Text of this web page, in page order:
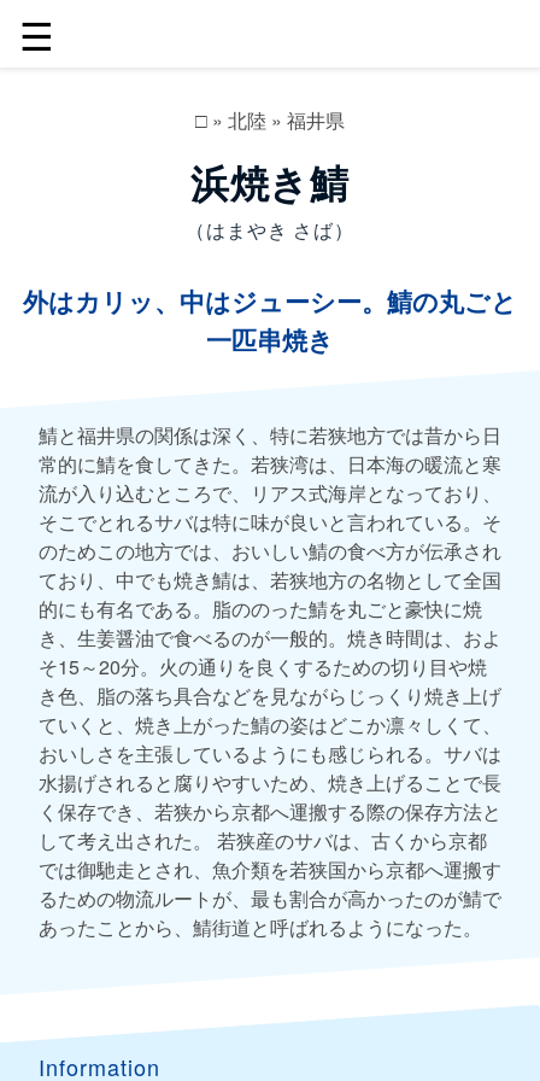
☰
□ » 北陸 » 福井県
浜焼き鯖
（はまやき さば）
外はカリッ、中はジューシー。鯖の丸ごと
一匹串焼き
鯖と福井県の関係は深く、特に若狭地方では昔から日
常的に鯖を食してきた。若狭湾は、日本海の暖流と寒
流が入り込むところで、リアス式海岸となっており、
そこでとれるサバは特に味が良いと言われている。そ
のためこの地方では、おいしい鯖の食べ方が伝承され
ており、中でも焼き鯖は、若狭地方の名物として全国
的にも有名である。脂ののった鯖を丸ごと豪快に焼
き、生姜醤油で食べるのが一般的。焼き時間は、およ
そ15～20分。火の通りを良くするための切り目や焼
き色、脂の落ち具合などを見ながらじっくり焼き上げ
ていくと、焼き上がった鯖の姿はどこか凛々しくて、
おいしさを主張しているようにも感じられる。サバは
水揚げされると腐りやすいため、焼き上げることで長
く保存でき、若狭から京都へ運搬する際の保存方法と
して考え出された。 若狭産のサバは、古くから京都
では御馳走とされ、魚介類を若狭国から京都へ運搬す
るための物流ルートが、最も割合が高かったのが鯖で
あったことから、鯖街道と呼ばれるようになった。
Information